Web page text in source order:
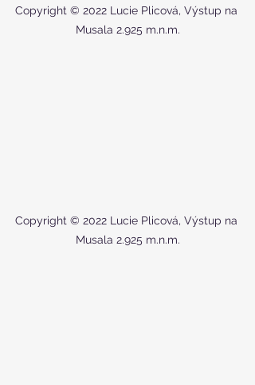
Copyright © 2022 Lucie Plicová, Výstup na
Musala 2.925 m.n.m.
Copyright © 2022 Lucie Plicová, Výstup na
Musala 2.925 m.n.m.